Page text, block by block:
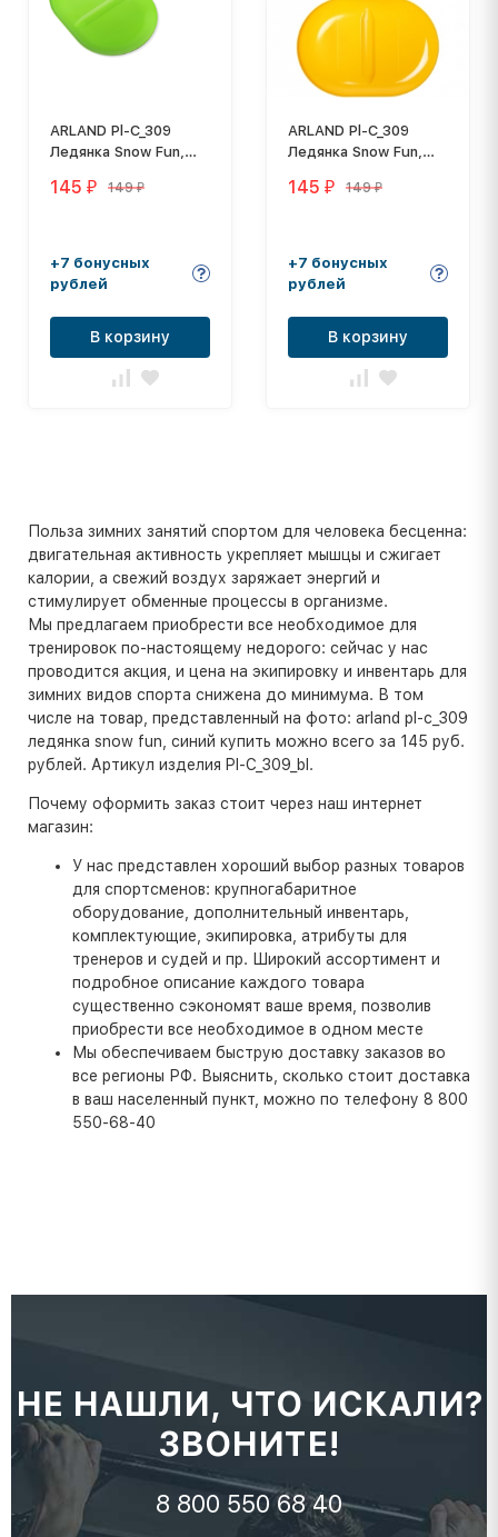
ARLAND Pl-C_309
Ледянка Snow Fun,
145 ₽ 149₽
+7 бонусных
рублей
В корзину
ARLAND Pl-C_309
Ледянка Snow Fun,
145 ₽ 149₽
+7 бонусных
рублей
В корзину
Польза зимних занятий спортом для человека бесценна:
двигательная активность укрепляет мышцы и сжигает
калории, а свежий воздух заряжает энергий и
стимулирует обменные процессы в организме.
Мы предлагаем приобрести все необходимое для
тренировок по-настоящему недорого: сейчас у нас
проводится акция, и цена на экипировку и инвентарь для
зимних видов спорта снижена до минимума. В том
числе на товар, представленный на фото: arland pl-c_309
ледянка snow fun, синий купить можно всего за 145 руб.
рублей. Артикул изделия Pl-C_309_bl.
Почему оформить заказ стоит через наш интернет
магазин:
У нас представлен хороший выбор разных товаров
для спортсменов: крупногабаритное
оборудование, дополнительный инвентарь,
комплектующие, экипировка, атрибуты для
тренеров и судей и пр. Широкий ассортимент и
подробное описание каждого товара
существенно сэкономят ваше время, позволив
приобрести все необходимое в одном месте
Мы обеспечиваем быструю доставку заказов во
все регионы РФ. Выяснить, сколько стоит доставка
в ваш населенный пункт, можно по телефону 8 800
550-68-40
НЕ НАШЛИ, ЧТО ИСКАЛИ?
ЗВОНИТЕ!
8 800 550 68 40